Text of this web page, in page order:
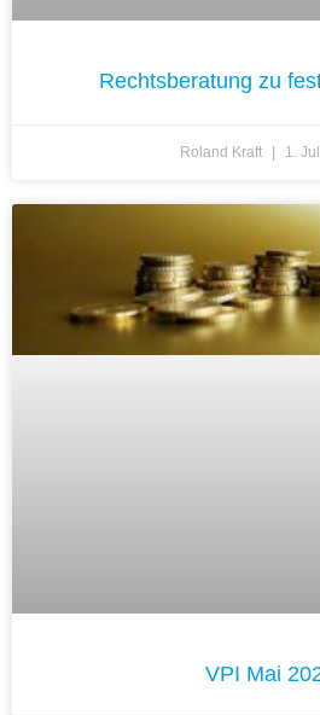
Rechtsberatung zu
Roland Kraft 1.
VPI Mai